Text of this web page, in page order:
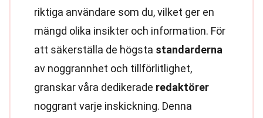
riktiga användare som du, vilket ger en
mängd olika insikter och information. För
att säkerställa de högsta standarderna
av noggrannhet och tillförlitlighet,
granskar våra dedikerade redaktörer
noggrant varje inskickning. Denna